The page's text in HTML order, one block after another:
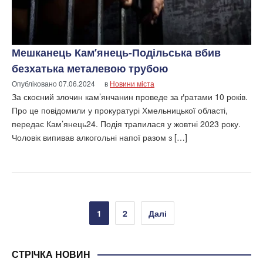
Мешканець Кам’янець-Подільська вбив
безхатька металевою трубою
Опубліковано07.06.2024 в Новини міста
За скоєний злочин кам’янчанин проведе за ґратами 10 років.
Про це повідомили у прокуратурі Хмельницької області,
передає Кам’янець24. Подія трапилася у жовтні 2023 року.
Чоловік випивав алкогольні напої разом з […]
1 2 Далі
СТРІЧКА НОВИН